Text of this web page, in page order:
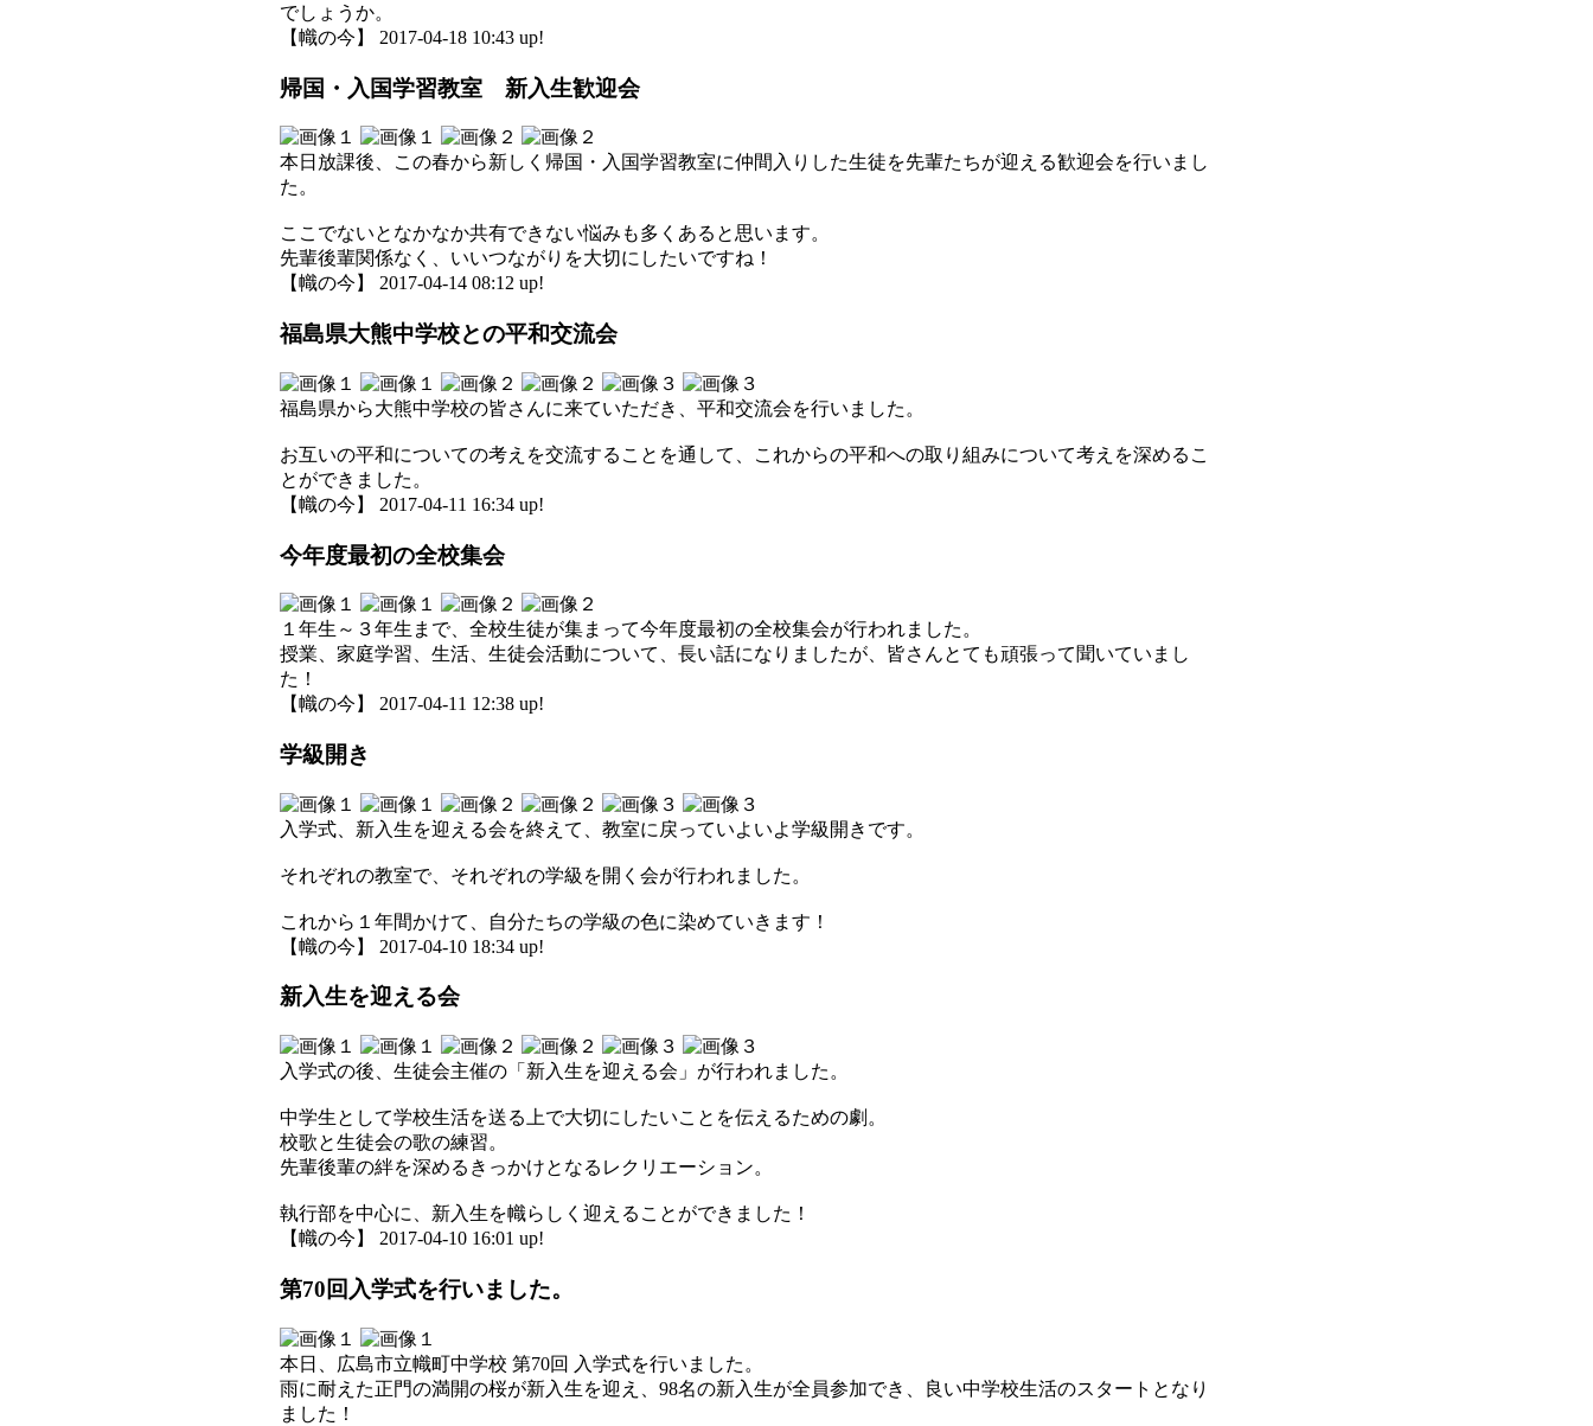
でしょうか。
【幟の今】 2017-04-18 10:43 up!
帰国・入国学習教室 新入生歓迎会
本日放課後、この春から新しく帰国・入国学習教室に仲間入りした生徒を先輩たちが迎える歓迎会を行いまし
た。
ここでないとなかなか共有できない悩みも多くあると思います。
先輩後輩関係なく、いいつながりを大切にしたいですね！
【幟の今】 2017-04-14 08:12 up!
福島県大熊中学校との平和交流会
福島県から大熊中学校の皆さんに来ていただき、平和交流会を行いました。
お互いの平和についての考えを交流することを通して、これからの平和への取り組みについて考えを深めるこ
とができました。
【幟の今】 2017-04-11 16:34 up!
今年度最初の全校集会
１年生～３年生まで、全校生徒が集まって今年度最初の全校集会が行われました。
授業、家庭学習、生活、生徒会活動について、長い話になりましたが、皆さんとても頑張って聞いていまし
た！
【幟の今】 2017-04-11 12:38 up!
学級開き
入学式、新入生を迎える会を終えて、教室に戻っていよいよ学級開きです。
それぞれの教室で、それぞれの学級を開く会が行われました。
これから１年間かけて、自分たちの学級の色に染めていきます！
【幟の今】 2017-04-10 18:34 up!
新入生を迎える会
入学式の後、生徒会主催の「新入生を迎える会」が行われました。
中学生として学校生活を送る上で大切にしたいことを伝えるための劇。
校歌と生徒会の歌の練習。
先輩後輩の絆を深めるきっかけとなるレクリエーション。
執行部を中心に、新入生を幟らしく迎えることができました！
【幟の今】 2017-04-10 16:01 up!
第70回入学式を行いました。
本日、広島市立幟町中学校 第70回 入学式を行いました。
雨に耐えた正門の満開の桜が新入生を迎え、98名の新入生が全員参加でき、良い中学校生活のスタートとなり
ました！